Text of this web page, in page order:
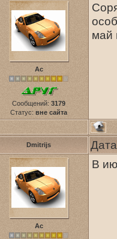
Ас
Сообщений: 3179
Статус: вне сайта
май
Dmitrijs
Ас
В